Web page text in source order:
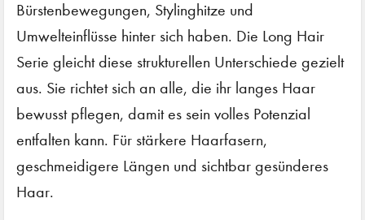
Bürstenbewegungen, Stylinghitze und
Umwelteinflüsse hinter sich haben. Die Long Hair
Serie gleicht diese strukturellen Unterschiede gezielt
aus. Sie richtet sich an alle, die ihr langes Haar
bewusst pflegen, damit es sein volles Potenzial
entfalten kann. Für stärkere Haarfasern,
geschmeidigere Längen und sichtbar gesünderes
Haar.